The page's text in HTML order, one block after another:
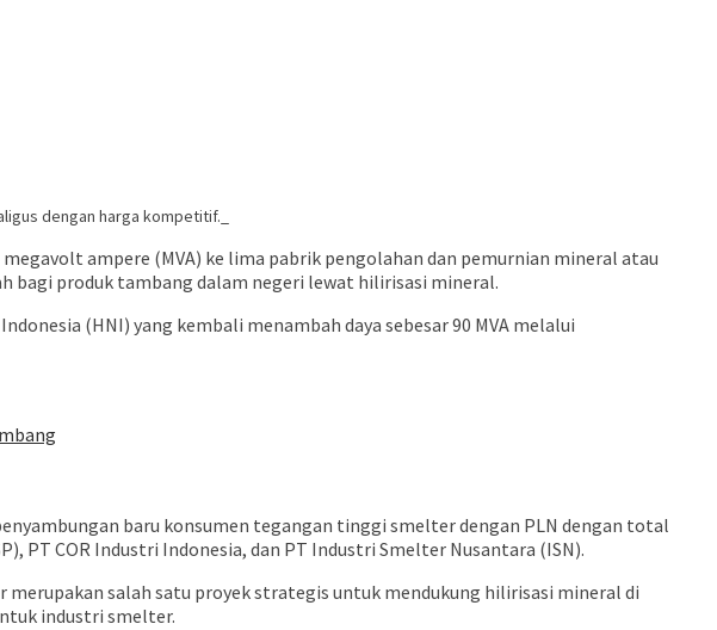
dengan harga kompetitif._
ampere (MVA) ke lima pabrik pengolahan dan pemurnian mineral atau
bagi produk tambang dalam negeri lewat hilirisasi mineral.
(HNI) yang kembali menambah daya sebesar 90 MVA melalui
baru konsumen tegangan tinggi smelter dengan PLN dengan total
PT COR Industri Indonesia, dan PT Industri Smelter Nusantara (ISN).
merupakan salah satu proyek strategis untuk mendukung hilirisasi mineral di
industri smelter.